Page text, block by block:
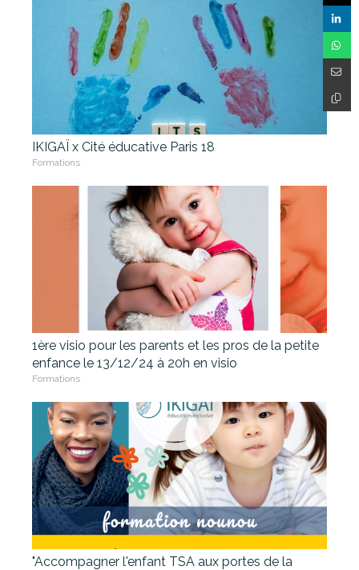
IKIGAÏ x Cité éducative Paris 18
Formations
1ère visio pour les parents et les pros de la petite
enfance le 13/12/24 à 20h en visio
Formations
"Accompagner l'enfant TSA aux portes de la